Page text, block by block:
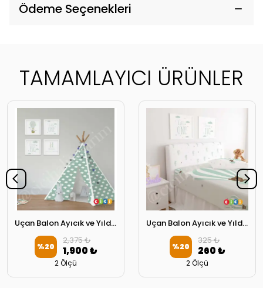
Ödeme Seçenekleri
TAMAMLAYICI ÜRÜNLER
Uçan Balon Ayıcık ve Yıldızlar 4154 Oyun Çadırı
%20
2,375 ₺
1,900 ₺
2 Ölçü
Uçan Balon Ayıcık ve Yıldızlar 4154 Başlık Kılıfı
%20
325 ₺
260 ₺
2 Ölçü